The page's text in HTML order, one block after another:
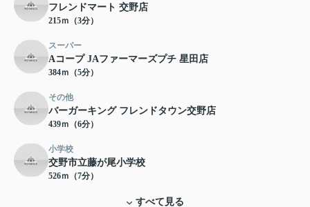
フレンドマート 交野店
215ｍ（3分）
スーパー
Aコープ JAファーマーズプチ 星田店
384ｍ（5分）
その他
バーガーキング フレンドタウン交野店
439ｍ（6分）
小学校
交野市立藤が尾小学校
526ｍ（7分）
すべて見る